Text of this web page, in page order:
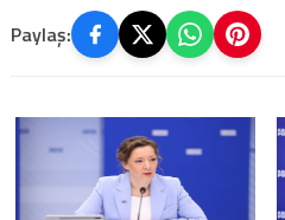
Paylaş: